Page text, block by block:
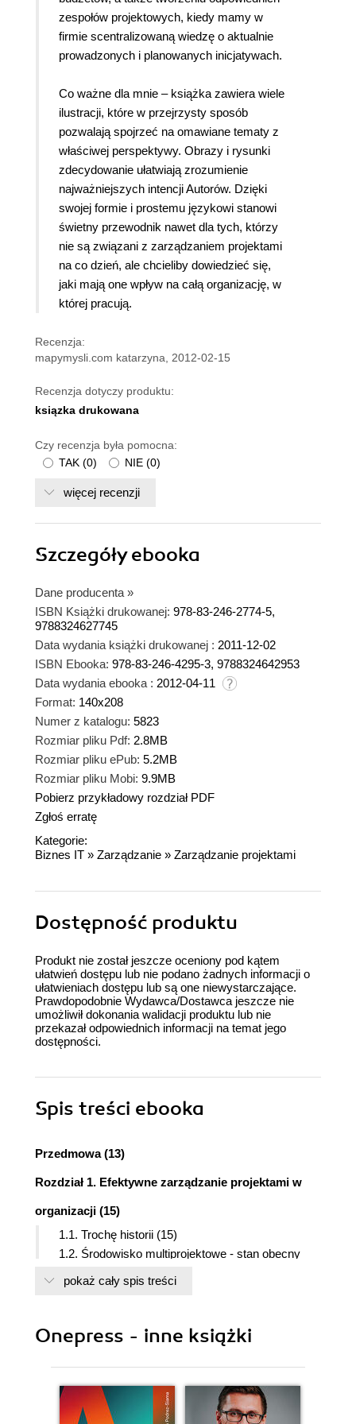
zespołów projektowych, kiedy mamy w
firmie scentralizowaną wiedzę o aktualnie
prowadzonych i planowanych inicjatywach.
Co ważne dla mnie – książka zawiera wiele
ilustracji, które w przejrzysty sposób
pozwalają spojrzeć na omawiane tematy z
właściwej perspektywy. Obrazy i rysunki
zdecydowanie ułatwiają zrozumienie
najważniejszych intencji Autorów. Dzięki
swojej formie i prostemu językowi stanowi
świetny przewodnik nawet dla tych, którzy
nie są związani z zarządzaniem projektami
na co dzień, ale chcieliby dowiedzieć się,
jaki mają one wpływ na całą organizację, w
której pracują.
Recenzja:
mapymysli.com katarzyna, 2012-02-15
Recenzja dotyczy produktu:
ksiązka drukowana
Czy recenzja była pomocna:
TAK (0) NIE (0)
więcej recenzji
Szczegółyebooka
Dane producenta »
ISBN Książki drukowanej: 978-83-246-2774-5,
9788324627745
Data wydania książki drukowanej : 2011-12-02
ISBN Ebooka: 978-83-246-4295-3, 9788324642953
Data wydania ebooka : 2012-04-11
Format: 140x208
Numer z katalogu: 5823
Rozmiar pliku Pdf: 2.8MB
Rozmiar pliku ePub: 5.2MB
Rozmiar pliku Mobi: 9.9MB
Pobierz przykładowy rozdział PDF
Zgłoś erratę
Kategorie:
Biznes IT » Zarządzanie » Zarządzanie projektami
Dostępność produktu
Produkt nie został jeszcze oceniony pod kątem
ułatwień dostępu lub nie podano żadnych informacji o
ułatwieniach dostępu lub są one niewystarczające.
Prawdopodobnie Wydawca/Dostawca jeszcze nie
umożliwił dokonania walidacji produktu lub nie
przekazał odpowiednich informacji na temat jego
dostępności.
Spis treści ebooka
Przedmowa (13)
Rozdział 1. Efektywne zarządzanie projektami w
organizacji (15)
1.1. Trochę historii (15)
1.2. Środowisko multiprojektowe - stan obecny
1.3. Otoczenie projektu (20)
1.5. To ludzie, a nie roboty, realizują projekty (25)
1.6. Definicja sukcesu (27)
1.7. Podsumowanie (32)
Rozdział 2. Praktyczne aspekty wdrożenia
metodyki zarządzania projektami (33)
pokaż cały spis treści
Onepress - inne książki